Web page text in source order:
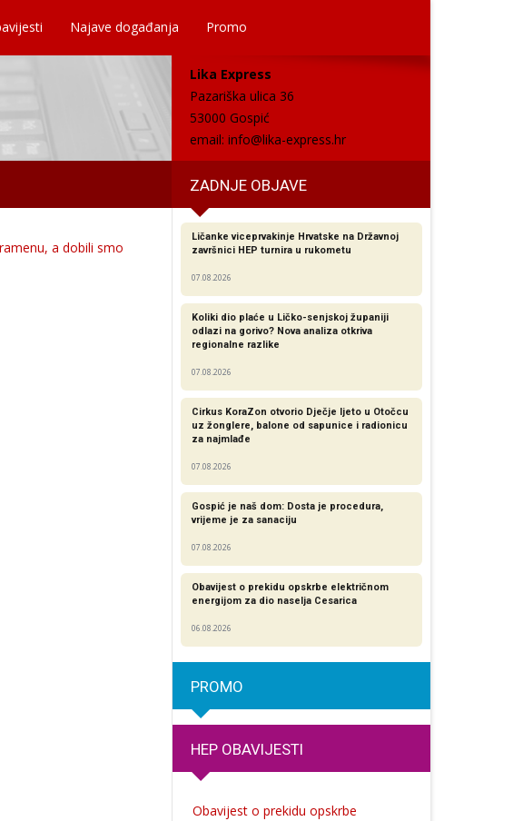
Najave događanja Promo
Lika Express
Pazariška ulica 36
53000 Gospić
email: info@lika-express.hr
ZADNJE OBJAVE
a dobili smo
Ličanke viceprvakinje Hrvatske na Državnoj
završnici HEP turnira u rukometu
07.08.2026
Koliki dio plaće u Ličko-senjskoj županiji
odlazi na gorivo? Nova analiza otkriva
regionalne razlike​
07.08.2026
Cirkus KoraZon otvorio Dječje ljeto u Otočcu
uz žonglere, balone od sapunice i radionicu
za najmlađe
07.08.2026
Gospić je naš dom: Dosta je procedura,
vrijeme je za sanaciju
07.08.2026
Obavijest o prekidu opskrbe električnom
energijom za dio naselja Cesarica
06.08.2026
PROMO
HEP OBAVIJESTI
Obavijest o prekidu opskrbe